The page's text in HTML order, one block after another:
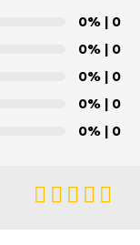
0% | 0
0% | 0
0% | 0
0% | 0
0% | 0